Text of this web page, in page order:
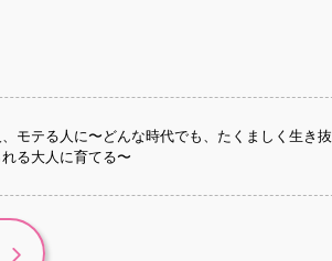
モテる人に〜どんな時代でも、たくましく生き抜
る大人に育てる〜